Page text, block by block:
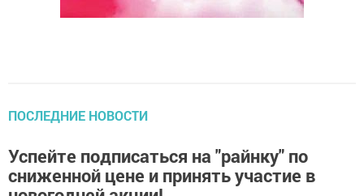
ПОСЛЕДНИЕ НОВОСТИ
Успейте подписаться на "райнку" по
сниженной цене и принять участие в